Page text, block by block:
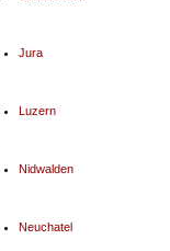
Jura
Luzern
Nidwalden
Neuchatel